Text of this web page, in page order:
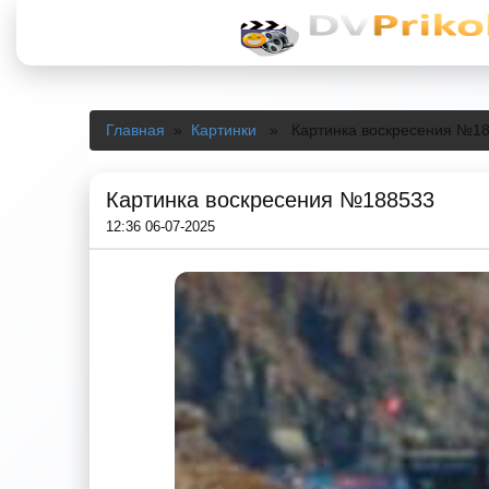
Главная » Картинки » Картинка воскресения
Картинка воскресения №188533
12:36 06-07-2025